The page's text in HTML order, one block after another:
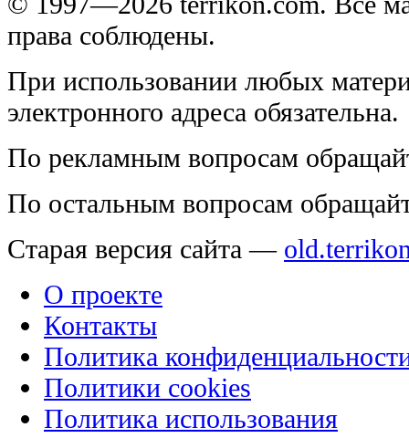
права соблюдены.
При использовании любых
электронного адреса обязательна.
По рекламным вопросам
По остальным вопросам
Старая версия сайта —
О проекте
Контакты
Политика
Политики cookies
Политика использования